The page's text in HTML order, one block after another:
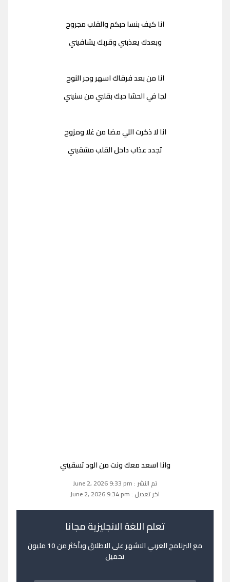
انا كيف بنسا حبكم والقلب مجروح
وبعدك يعذبني وقربك يشافيني
انا من بعد فرقاك اسهر وجر النوح
لجا في الحشا حبك بقلبي من سنيني
انا لا ذكرت اللي مضا من غلا ومزوح
تجدد عذاب داخل القلب مشقيني
وانا اسعد معك ونت من الود تسقيني
تم النشر : June 2, 2026 9:33 pm
اخر تعديل : June 2, 2026 9:34 pm
تعلم اللغة الانجليزية مجانا
مع البرنامج العربي الاشهر على الاطلاق وبأكثر من 10 مليون
تحميل